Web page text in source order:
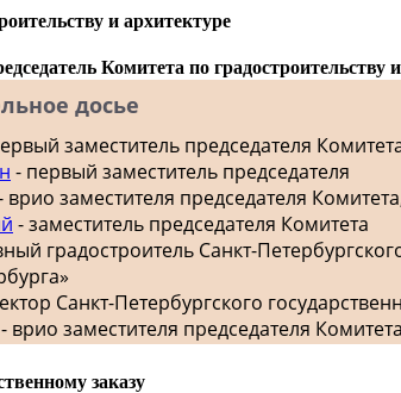
и архитектуре
Комитета по градостроительству
досье
заместитель председателя
- первый заместитель председателя
врио заместителя председателя
- заместитель председателя Комитета
градостроитель Санкт-
Санкт-Петербургского
- врио заместителя председателя
заказу